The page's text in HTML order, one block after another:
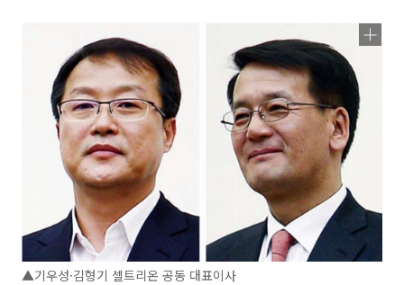
▲기우성·김형기 셀트리온 공동 대표이사